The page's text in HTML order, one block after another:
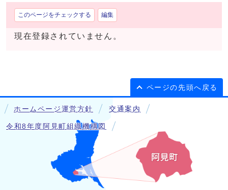
このページをチェックする 編集
現在登録されていません。
ページの先頭へ戻る
ホームページ運営方針 交通案内
令和8年度阿見町組織機構図